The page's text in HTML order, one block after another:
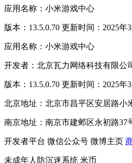
应用名称：小米游戏中心
版本：13.5.0.70 更新时间：2025年3
应用名称：小米游戏中心
开发者：北京瓦力网络科技有限公
版本：13.5.0.70 更新时间：2025年3
北京地址：北京市昌平区安居路小
南京地址：南京市建邺区永初路37
开发者平台 微信公众号 微博主页
未成年人防沉迷系统 米币